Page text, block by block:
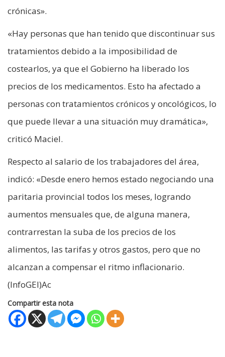
crónicas».
«Hay personas que han tenido que discontinuar sus
tratamientos debido a la imposibilidad de
costearlos, ya que el Gobierno ha liberado los
precios de los medicamentos. Esto ha afectado a
personas con tratamientos crónicos y oncológicos, lo
que puede llevar a una situación muy dramática»,
criticó Maciel.
Respecto al salario de los trabajadores del área,
indicó: «Desde enero hemos estado negociando una
paritaria provincial todos los meses, logrando
aumentos mensuales que, de alguna manera,
contrarrestan la suba de los precios de los
alimentos, las tarifas y otros gastos, pero que no
alcanzan a compensar el ritmo inflacionario.
(InfoGEI)Ac
Compartir esta nota